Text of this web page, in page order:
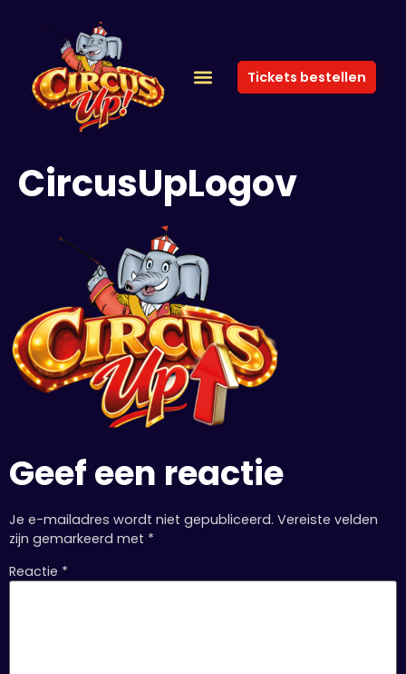
Tickets bestellen
CircusUpLogov
Geef een reactie
Je e-mailadres wordt niet gepubliceerd. Vereiste velden
zijn gemarkeerd met *
Reactie *